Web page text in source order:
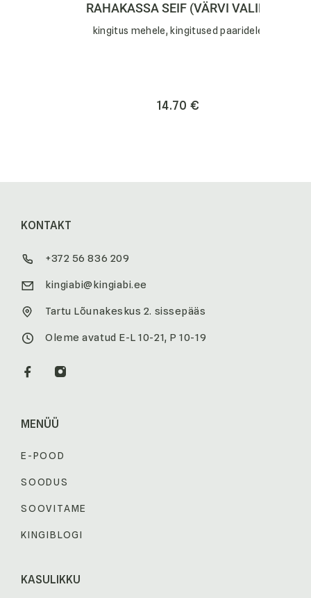
RAHAKASSA SEIF (VÄRVI VALIK)
kingitus mehele, kingitused paaridele
14.70 €
KONTAKT
+372 56 836 209
kingiabi@kingiabi.ee
Tartu Lõunakeskus 2. sissepääs
Oleme avatud E-L 10-21, P 10-19
MENÜÜ
E-POOD
SOODUS
SOOVITAME
KINGIBLOGI
KASULIKKU